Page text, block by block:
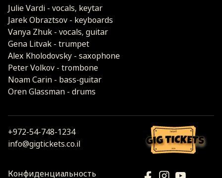
Julie Vardi - vocals, keytar
Jarek Obraztsov - keyboards
Vanya Zhuk - vocals, guitar
Gena Litvak - trumpet
Alex Kholodovsky - saxophone
Peter Volkov - trombone
Noam Carin - bass-guitar
Oren Glassman - drums
+972-54-748-1234
info@gigtickets.co.il
Конфиденциальность
israel
2026